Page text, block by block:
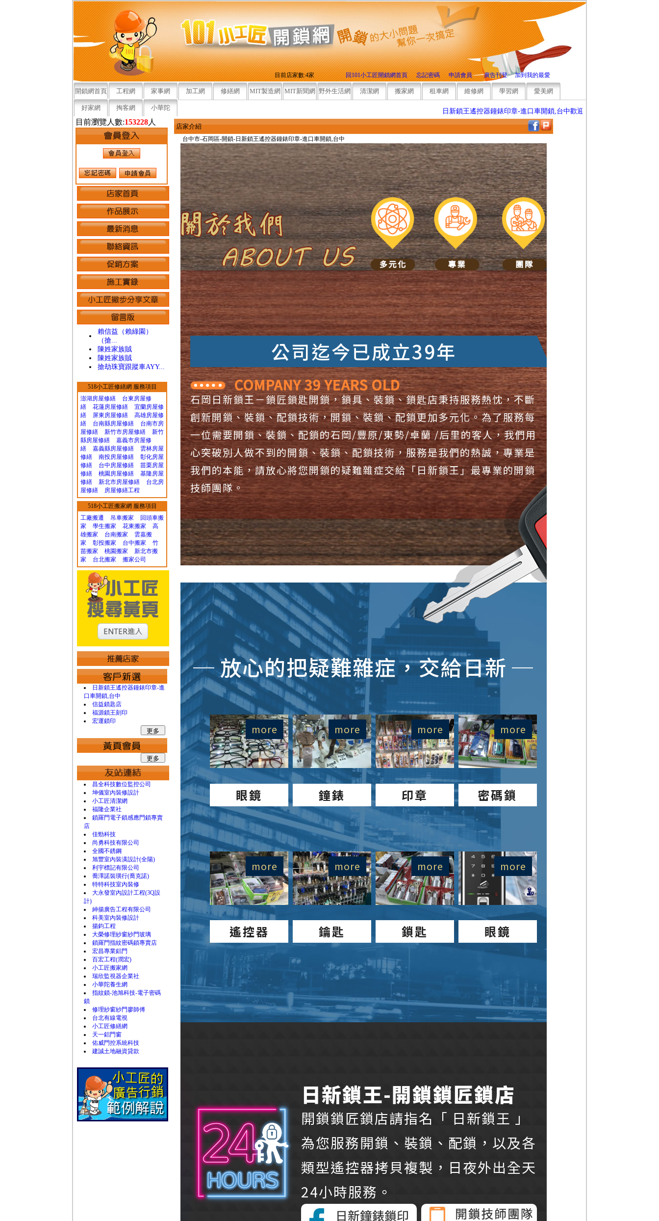
目前店家數:4家 回101小工匠開鎖網首頁 忘記密碼 申請會員 廣告刊登 加到我的最愛
開鎖網首頁 工程網 家事網 加工網 修繕網 MIT製造網 MIT新聞網 野外生活網 清潔網 搬家網 租車網 維修網 學習網 愛美網
好家網 掏客網 小華陀 日新鎖王遙控器鐘錶印章-進口車開鎖,台中歡迎來電洽詢，竭誠為您服務
目前瀏覽人數:153228人
賴信益（賴綠園）
（搶...
陳姓家族賊
陳姓家族賊
搶劫珠寶跟蹤車AYY...
518小工匠修繕網 服務項目
澎湖房屋修繕
台東房屋修
繕
花蓮房屋修繕
宜蘭房屋修
繕
屏東房屋修繕
高雄房屋修
繕
台南縣房屋修繕
台南市房
屋修繕
新竹市房屋修繕
新竹
縣房屋修繕
嘉義市房屋修
繕
嘉義縣房屋修繕
雲林房屋
修繕
南投房屋修繕
彰化房屋
修繕
台中房屋修繕
苗栗房屋
修繕
桃園房屋修繕
基隆房屋
修繕
新北市房屋修繕
台北房
屋修繕
房屋修繕工程
518小工匠搬家網 服務項目
工廠搬遷 吊車搬家
回頭車搬
家
學生搬家 花東搬家
高
雄搬家
台南搬家
雲嘉搬
家
彰投搬家 台中搬家
竹
苗搬家
桃園搬家
新北市搬
家
台北搬家 搬家公司
日新鎖王遙控器鐘錶印章-進
口車開鎖,台中
信益鎖匙店
福源鎖王刻印
宏運鎖印
昌全科技數位監控公司
坤儀室內裝修設計
小工匠清潔網
福隆企業社
鎖羅門電子鎖感應門鎖專賣
店
佳勁科技
尚勇科技有限公司
全國不銹鋼
旭豐室內裝潢設計(全陽)
利宇標記有限公司
喬澤諾裝璜行(喬克諾)
特特科技室內裝修
大永發室內設計工程(3Q設
計)
紳揚廣告工程有限公司
科美室內裝修設計
揚鈞工程
大榮修理紗窗紗門玻璃
鎖羅門指紋密碼鎖專賣店
宏昌專業鋁門
百宏工程(潤宏)
小工匠搬家網
瑞欣監視器企業社
小華陀養生網
指紋鎖-池旭科技-電子密碼
鎖
修理紗窗紗門廖師傅
台北有線電視
小工匠修繕網
天一鋁門窗
佑威門控系統科技
建誠土地融資貸款
店家介紹
台中市-石岡區-開鎖-日新鎖王遙控器鐘錶印章-進口車開鎖,台中
進口車開鎖
台中進口車開鎖
石岡進口車開鎖
賓士開鎖
台中賓士開鎖
公司迄今已成立39年
石岡日新鎖王－鎖匠鎖匙開鎖，鎖具、裝鎖、鎖匙店秉持服務熱忱，不斷
創新開鎖、裝鎖、配鎖技術，開鎖、裝鎖、配鎖更加多元化。為了服務每
一位需要開鎖、裝鎖、配鎖的石岡/豐原/東勢/卓蘭 /后里的客人，我們用
心突破別人做不到的開鎖、裝鎖、配鎖技術，服務是我們的熱誠，專業是
我們的本能，請放心將您開鎖的疑難雜症交給「日新鎖王」最專業的開鎖
技師團隊。
放心的把疑難雜症，交給日新
more
眼鏡
more
鐘錶
more
印章
more
密碼鎖
more
遙控器
more
鑰匙
more
鎖匙
more
眼鏡
日新鎖王-開鎖鎖匠鎖店
開鎖鎖匠鎖店請指名「 日新鎖王 」
為您服務開鎖、裝鎖、配鎖，以及各
類型遙控器拷貝複製，日夜外出全天
24小時服務。